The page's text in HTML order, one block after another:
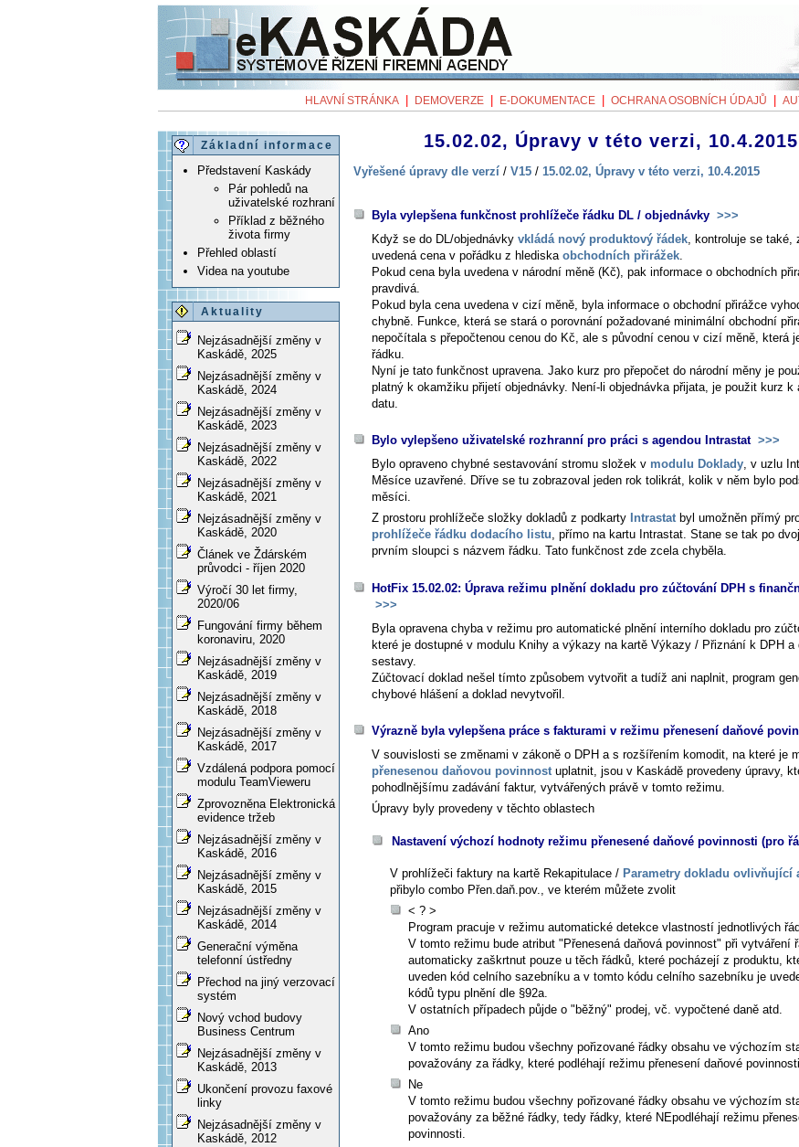
HLAVNÍ STRÁNKA DEMOVERZE E-DOKUMENTACE OCHRANA OSOBNÍCH ÚDAJŮ
Základní informace
Představení Kaskády
Pár pohledů na
uživatelské rozhraní
Příklad z běžného
života firmy
Přehled oblastí
Videa na youtube
Aktuality
Nejzásadnější změny v
Kaskádě, 2025
Nejzásadnější změny v
Kaskádě, 2024
Nejzásadnější změny v
Kaskádě, 2023
Nejzásadnější změny v
Kaskádě, 2022
Nejzásadnější změny v
Kaskádě, 2021
Nejzásadnější změny v
Kaskádě, 2020
Článek ve Ždárském
průvodci - říjen 2020
Výročí 30 let firmy,
2020/06
Fungování firmy během
koronaviru, 2020
Nejzásadnější změny v
Kaskádě, 2019
Nejzásadnější změny v
Kaskádě, 2018
Nejzásadnější změny v
Kaskádě, 2017
Vzdálená podpora pomocí
modulu TeamVieweru
Zprovozněna Elektronická
evidence tržeb
Nejzásadnější změny v
Kaskádě, 2016
Nejzásadnější změny v
Kaskádě, 2015
Nejzásadnější změny v
Kaskádě, 2014
Generační výměna
telefonní ústředny
Přechod na jiný verzovací
systém
Nový vchod budovy
Business Centrum
Nejzásadnější změny v
Kaskádě, 2013
Ukončení provozu faxové
linky
Nejzásadnější změny v
Kaskádě, 2012
15.02.02, Úpravy v této verzi, 10.4.2015
Vyřešené úpravy dle verzí / V15 / 15.02.02, Úpravy v této verzi, 10.4.2015
Byla vylepšena funkčnost prohlížeče řádku DL / objednávky >>>
Když se do DL/objednávky vkládá nový produktový řádek, kontroluje se také,
uvedená cena v pořádku z hlediska obchodních přirážek.
Pokud cena byla uvedena v národní měně (Kč), pak informace o obchodních
pravdivá.
Pokud byla cena uvedena v cizí měně, byla informace o obchodní přirážce
chybně. Funkce, která se stará o porovnání požadované minimální obchodní
nepočítala s přepočtenou cenou do Kč, ale s původní cenou v cizí měně, která
řádku.
Nyní je tato funkčnost upravena. Jako kurz pro přepočet do národní měny je
platný k okamžiku přijetí objednávky. Není-li objednávka přijata, je použit kurz k
datu.
Bylo vylepšeno uživatelské rozhranní pro práci s agendou Intrastat >>>
Bylo opraveno chybné sestavování stromu složek v modulu Doklady, v uzlu
Měsíce uzavřené. Dříve se tu zobrazoval jeden rok tolikrát, kolik v něm bylo
měsíci.
Z prostoru prohlížeče složky dokladů z podkarty Intrastatbyl umožněn přímý
prohlížeče řádku dodacího listu, přímo na kartu Intrastat. Stane se tak po
prvním sloupci s názvem řádku. Tato funkčnost zde zcela chyběla.
HotFix 15.02.02: Úprava režimu plnění dokladu pro zúčtování DPH s
>>>
Byla opravena chyba v režimu pro automatické plnění interního dokladu pro
které je dostupné v modulu Knihy a výkazy na kartě Výkazy / Přiznání k DPH a
sestavy.
Zúčtovací doklad nešel tímto způsobem vytvořit a tudíž ani naplnit, program
chybové hlášení a doklad nevytvořil.
Výrazně byla vylepšena práce s fakturami v režimu přenesení daňové
V souvislosti se změnami v zákoně o DPH a s rozšířením komodit, na které je
přenesenou daňovou povinnost uplatnit, jsou v Kaskádě provedeny úpravy,
pohodlnějšímu zadávání faktur, vytvářených právě v tomto režimu.
Úpravy byly provedeny v těchto oblastech
Nastavení výchozí hodnoty režimu přenesené daňové povinnosti (pro
V prohlížeči faktury na kartě Rekapitulace / Parametry dokladu ovlivňující
přibylo combo Přen.daň.pov., ve kterém můžete zvolit
< ? >
Program pracuje v režimu automatické detekce vlastností jednotlivých
V tomto režimu bude atribut "Přenesená daňová povinnost" při vytváření
automaticky zaškrtnut pouze u těch řádků, které pocházejí z produktu,
uveden kód celního sazebníku a v tomto kódu celního sazebníku je
kódů typu plnění dle §92a.
V ostatních případech půjde o "běžný" prodej, vč. vypočtené daně atd.
Ano
V tomto režimu budou všechny pořizované řádky obsahu ve výchozím
považovány za řádky, které podléhají režimu přenesení daňové
Ne
V tomto režimu budou všechny pořizované řádky obsahu ve výchozím
považovány za běžné řádky, tedy řádky, které NEpodléhají režimu
povinnosti.